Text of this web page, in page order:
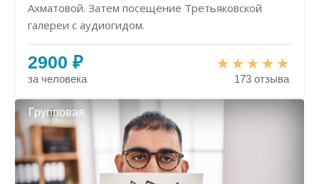
Ахматовой. Затем посещение Третьяковской
галереи с аудиогидом.
2900 ₽
за человека 173 отзыва
Групповая